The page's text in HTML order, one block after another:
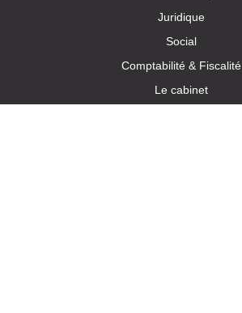
Juridique
Social
Comptabilité & Fiscalité
Le cabinet